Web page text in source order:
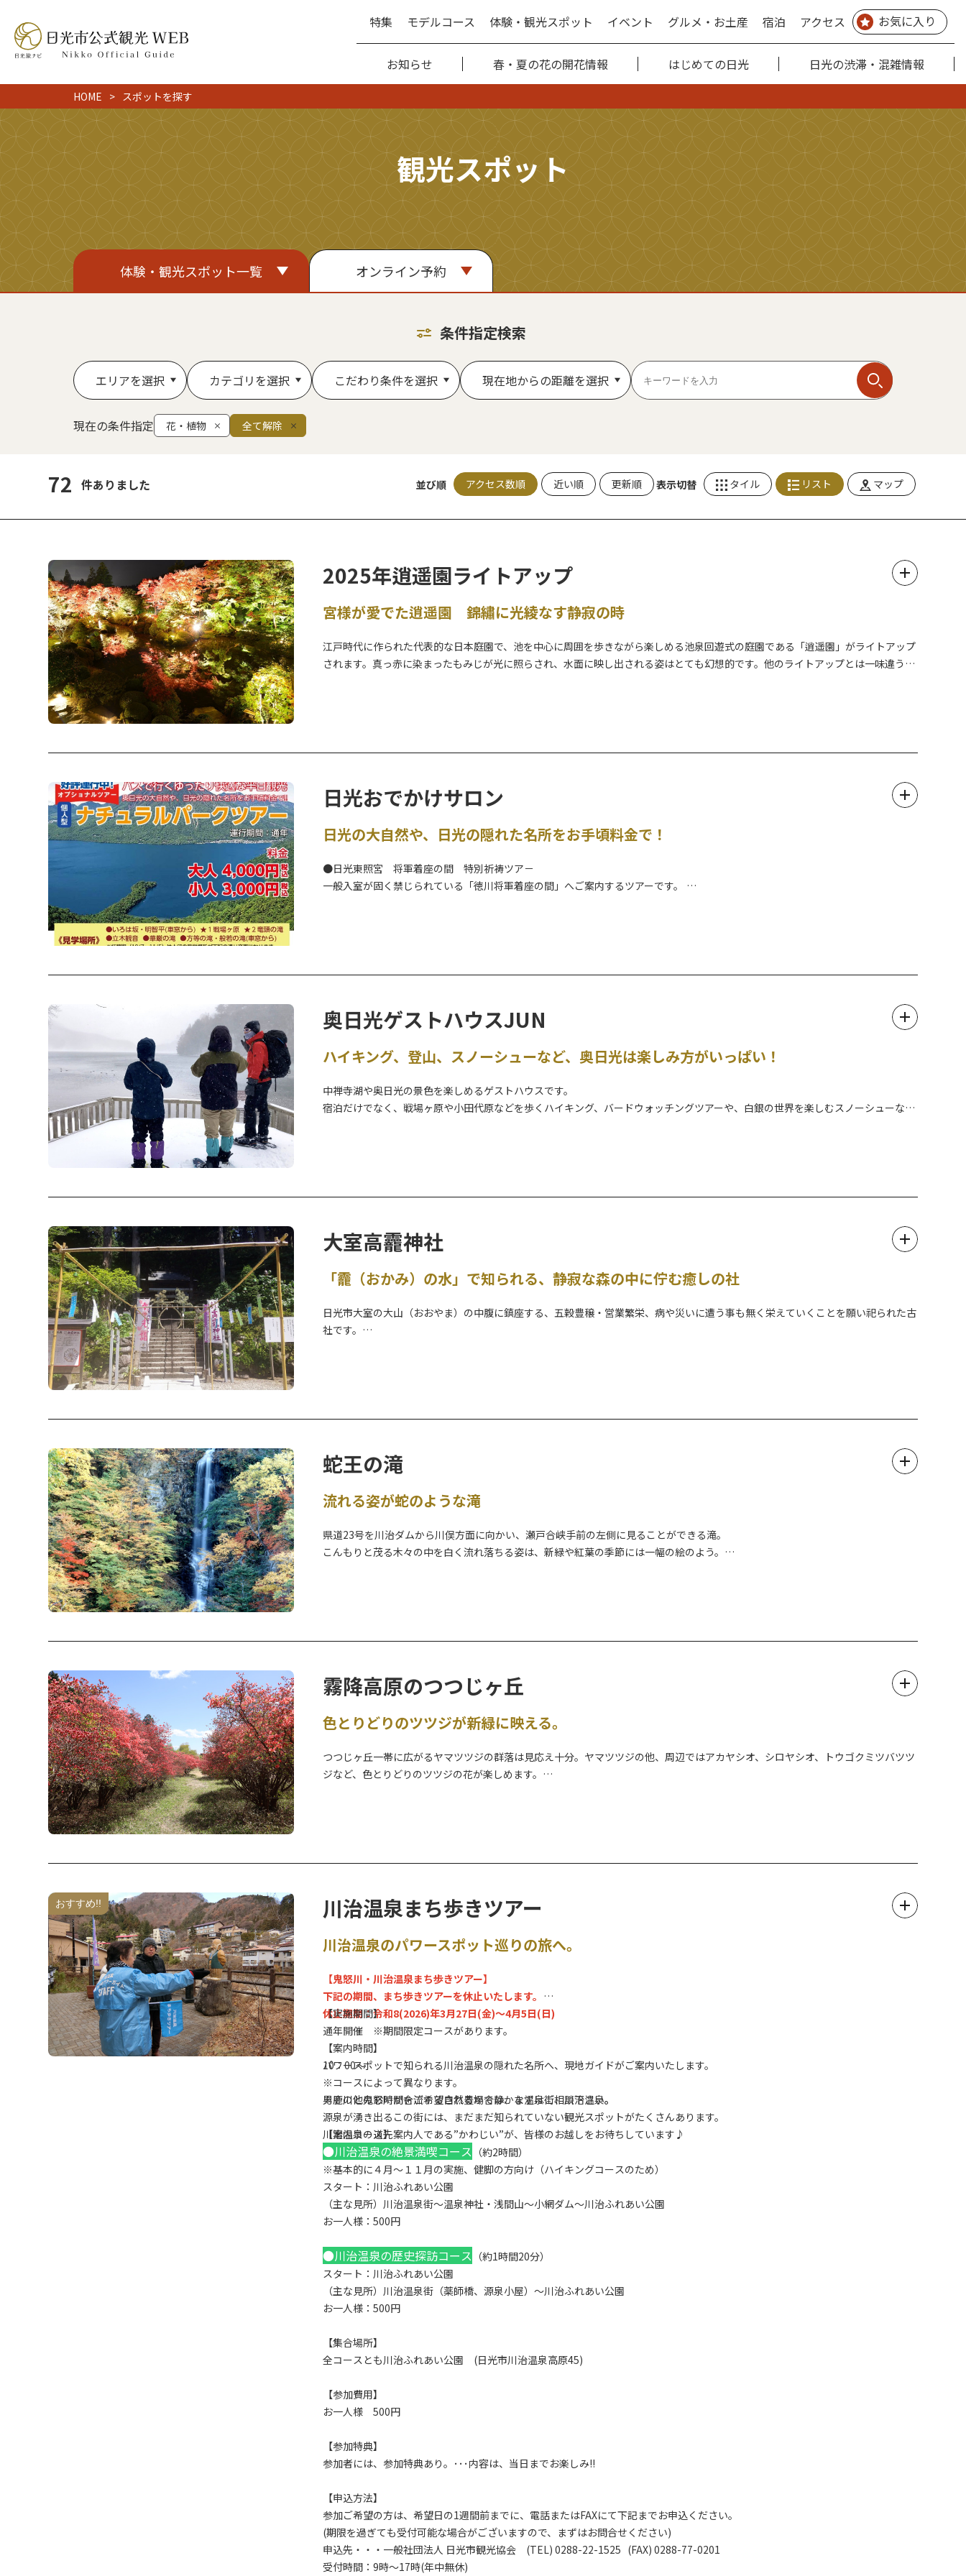
特集 モデルコース 体験・観光スポット イベント グルメ・お土産 宿泊 アクセス お気に入り
お知らせ 春・夏の花の開花情報 はじめての日光 日光の渋滞・混雑情報
HOME スポットを探す
観光スポット
体験・観光スポット一覧 オンライン予約
条件指定検索
エリアを選択 カテゴリを選択 こだわり条件を選択 現在地からの距離を選択
現在の条件指定 花・植物 全て解除
72 件ありました 並び順 アクセス数順 近い順 更新順 表示切替 タイル リスト マップ
2025年逍遥園ライトアップ
宮様が愛でた逍遥園 錦繡に光綾なす静寂の時
江戸時代に作られた代表的な日本庭園で、池を中心に周囲を歩きながら楽しめる池泉回遊式の庭園である「逍遥園」がライトアップ
されます。真っ赤に染まったもみじが光に照らされ、水面に映し出される姿はとても幻想的です。他のライトアップとは一味違う淡
日光おでかけサロン
日光の大自然や、日光の隠れた名所をお手頃料金で！
●日光東照宮 将軍着座の間 特別祈祷ツア－
一般入室が固く禁じられている「徳川将軍着座の間」へご案内するツアーです。
⇒詳細はこちら
少し早起きをして、歴史につつまれた日光山内を地元ガイドと共に散歩するツアーです。
奥日光の大自然をバスで巡る、ゆったり快適な半日観光ツアーです。
⇒詳細はこちら
⇒詳細はこちら
奥日光ゲストハウスJUN
ハイキング、登山、スノーシューなど、奥日光は楽しみ方がいっぱい！
中禅寺湖や奥日光の景色を楽しめるゲストハウスです。
宿泊だけでなく、戦場ヶ原や小田代原などを歩くハイキング、バードウォッチングツアーや、白銀の世界を楽しむスノーシューな
●ネイチャーツアー（グリーンシーズン）
●初心者向けバードウォッチングツアー
※双眼鏡のレンタル込み
●奥日光登山ツアー
資格を持つプロのガイドと行く、安心安全の登山ツアーです。
●日光産 鹿革クラフト体験
詳細は、公式WEBサイトをご確認ください。
＜団体向け＞
自然保護を目的に駆除される鹿の革を有効活用したクラフト体験を通じて、環境保全を考えるプログラムです。
※～120名、詳細は添付PDFよりご確認ください。
大室高龗神社
「龗（おかみ）の水」で知られる、静寂な森の中に佇む癒しの社
日光市大室の大山（おおやま）の中腹に鎮座する、五穀豊穣・営業繁栄、病や災いに遭う事も無く栄えていくことを願い祀られた古
社です。
本殿から更に階段を上がると鬱蒼と茂る森の奥に奥之宮があり、こちらでもお参りいただけます。例年8月下旬には奥宮大祭が斎行
2021年6月には、”精霊の巨木”として樹齢600年を超える「大杉胎内くぐり」が設置されました。参拝の折にはぜひ一度体験下さ
蛇王の滝
流れる姿が蛇のような滝
県道23号を川治ダムから川俣方面に向かい、瀬戸合峡手前の左側に見ることができる滝。
こんもりと茂る木々の中を白く流れ落ちる姿は、新緑や紅葉の季節には一幅の絵のよう。
霧降高原のつつじヶ丘
色とりどりのツツジが新緑に映える。
つつじヶ丘一帯に広がるヤマツツジの群落は見応え十分。ヤマツツジの他、周辺ではアカヤシオ、シロヤシオ、トウゴクミツバツツ
ジなど、色とりどりのツツジの花が楽しめます。
日、ヤマビルの目撃情報や被害報告が多く寄せられています。ご散策の際には、どうぞご注意ください。
おすすめ!! 川治温泉まち歩きツアー
川治温泉のパワースポット巡りの旅へ。
【鬼怒川・川治温泉まち歩きツアー】
下記の期間、まち歩きツアーを休止いたします。
休止期間：令和8(2026)年3月27日(金)～4月5日(日)
パワースポットで知られる川治温泉の隠れた名所へ、現地ガイドがご案内いたします。
男鹿川と鬼怒川が合流する自然豊かで静かな温泉街、川治温泉。
源泉が湧き出るこの街には、まだまだ知られていない観光スポットがたくさんあります。
川治温泉の道先案内人である”かわじい”が、皆様のお越しをお待ちしています♪
【実施期間】
通年開催 ※期間限定コースがあります。
【案内時間】
10：00～
※コースによって異なります。
※その他のお時間をご希望される場合は、まずはご相談下さい。
【案内コース】
●川治温泉の絶景満喫コース （約2時間）
※基本的に４月～１１月の実施、健脚の方向け（ハイキングコースのため）
スタート：川治ふれあい公園
（主な見所）川治温泉街～温泉神社・浅間山～小網ダム～川治ふれあい公園
お一人様：500円
●川治温泉の歴史探訪コース （約1時間20分）
スタート：川治ふれあい公園
（主な見所）川治温泉街（薬師橋、源泉小屋）～川治ふれあい公園
お一人様：500円
【集合場所】
全コースとも川治ふれあい公園 (日光市川治温泉高原45)
【参加費用】
お一人様 500円
【参加特典】
参加者には、参加特典あり。･･･内容は、当日までお楽しみ!!
【申込方法】
参加ご希望の方は、希望日の1週間前までに、電話またはFAXにて下記までお申込ください。
(期限を過ぎても受付可能な場合がございますので、まずはお問合せください)
申込先・・・一般社団法人 日光市観光協会 (TEL) 0288-22-1525 (FAX) 0288-77-0201
受付時間：9時～17時(年中無休)